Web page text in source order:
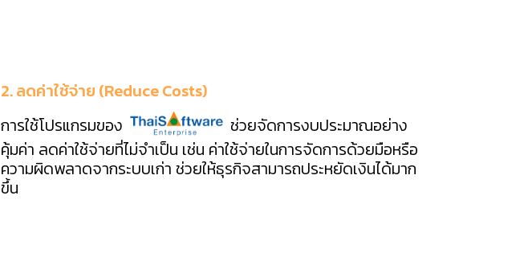
2. ลดค่าใช้จ่าย (Reduce Costs)
การใช้โปรแกรมของ
ช่วยจัดการงบประมาณอย่าง
คุ้มค่า ลดค่าใช้จ่ายที่ไม่จำเป็น เช่น ค่าใช้จ่ายในการจัดการด้วยมือหรือ
ความผิดพลาดจากระบบเก่า ช่วยให้ธุรกิจสามารถประหยัดเงินได้มาก
ขึ้น